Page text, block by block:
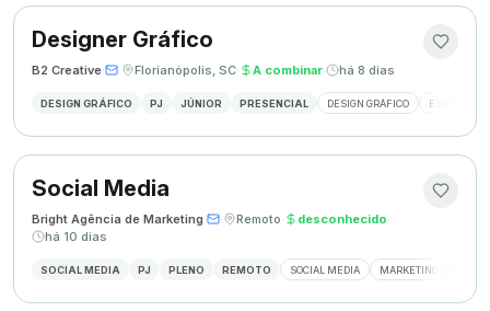
Designer Gráfico
B2 Creative· · Florianópolis, SC· A combinar· há 8 dias
DESIGN GRÁFICO PJ JÚNIOR PRESENCIAL DESIGN GRÁFICO ESTÁGIO
Social Media
Bright Agência de Marketing· · Remoto· desconhecido·
há 10 dias
SOCIAL MEDIA PJ PLENO REMOTO SOCIAL MEDIA MARKETING DIGITAL